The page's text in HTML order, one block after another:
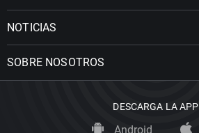
NOTICIAS
SOBRE NOSOTROS
DESCARGA LA APP
Android